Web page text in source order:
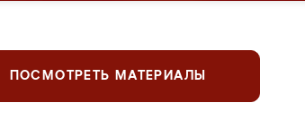
ПОСМОТРЕТЬ МАТЕРИАЛЫ